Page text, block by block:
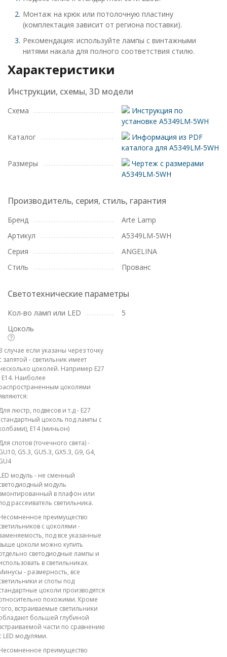
Монтаж на крюк или потолочную пластину
(комплектация зависит от региона поставки).
Рекомендация: используйте лампы с винтажными
нитями накала для полного соответствия стилю.
Характеристики
Инструкции, схемы, 3D модели
Схема
Инструкция по
установке A5349LM-5WH
Каталог
Информация из PDF
каталога для A5349LM-5WH
Размеры
Чертеж с размерами
A5349LM-5WH
Производитель, серия, стиль, гарантия
Бренд
Arte Lamp
Артикул
A5349LM-5WH
Серия
ANGELINA
Стиль
Прованс
Светотехнические параметры
Кол-во ламп или LED
5
Цоколь
случае если указаны через точку
запятой - светильник имеет
цоколей. Например E27
E14. Наиболее
цоколями
люстр, подвесов и т.д - E27
цоколь под лампы с
E14 (миньон)
спотов (точечного света) -
G5.3, GU5.3, GX5.3, G9, G4,
модуль - не сменный
модуль
в плафон или
рассеиватель светильника.
преимущество
с цоколями -
под все указанные
цоколи можно купить
светодиодные лампы и
в светильниках.
- размерность, все
и споты под
цоколи производятся
похожими. Кроме
встраиваемые светильники
большей глубиной
части по сравнению
LED модулями.
преимущество